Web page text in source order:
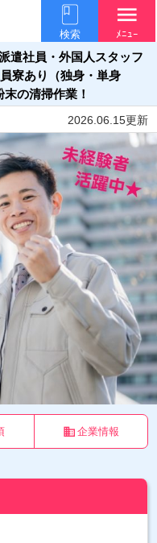
検索
menu
ﾒﾆｭｰ
遣社員・外国人スタッフ
寮あり（独身・単身
の清掃作業！
2026.06.15更新
business 企業情報